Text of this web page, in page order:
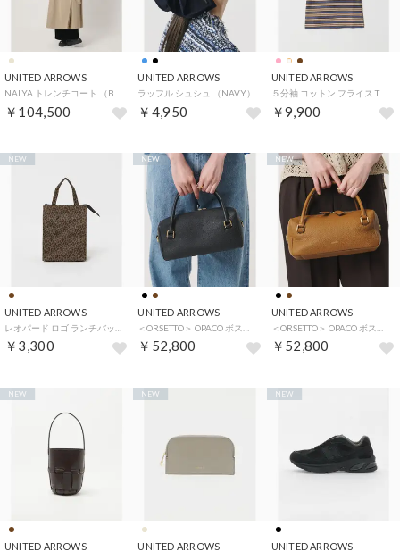
UNITED ARROWS
￥104,500
UNITED ARROWS
ラッフル シュシュ （NAVY）
￥4,950
UNITED ARROWS
５分袖 コットン フライス Tシャツ （その他2）
￥9,900
UNITED ARROWS
￥3,300
NEW
UNITED ARROWS
￥52,800
NEW
UNITED ARROWS
￥52,800
NEW
UNITED ARROWS
NEW
UNITED ARROWS
NEW
UNITED ARROWS
NEW